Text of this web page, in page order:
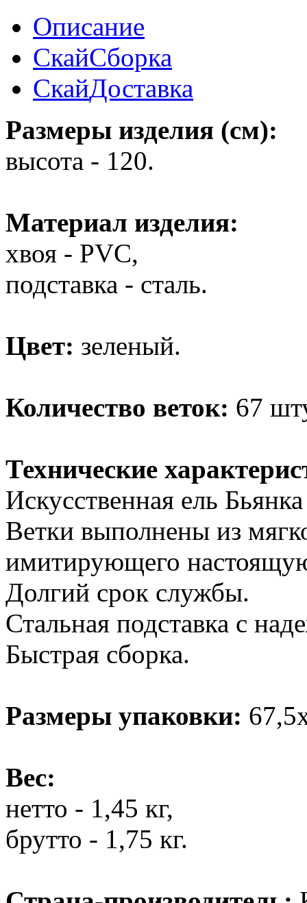
Описание
СкайСборка
СкайДоставка
Размеры изделия (см):
высота - 120.
Материал изделия:
хвоя - РVC,
подставка - сталь.
Цвет: зеленый.
Количество веток: 67
Технические
Искусственная ель
Ветки выполнены из
имитирующего
Долгий срок службы.
Стальная подставка с
Быстрая сборка.
Размеры упаковки:
Вес:
нетто - 1,45 кг,
брутто - 1,75 кг.